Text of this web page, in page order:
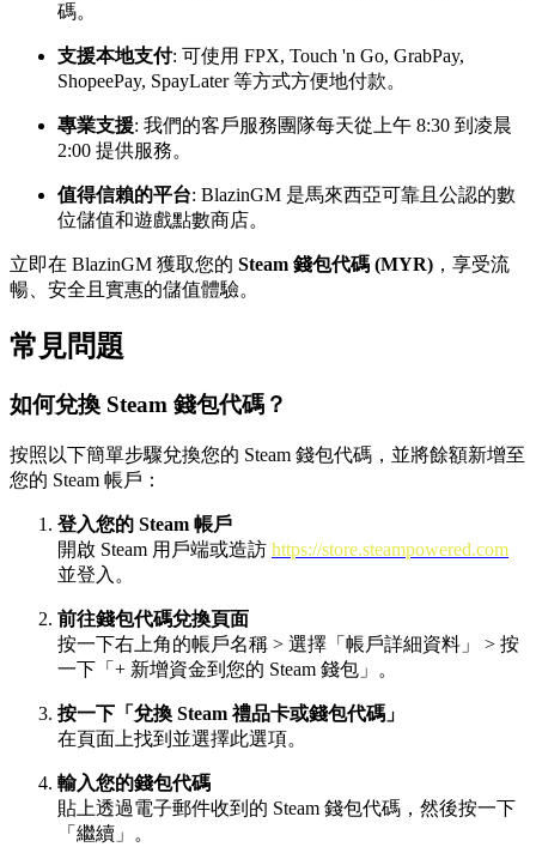
碼。
支援本地支付: 可使用 FPX, Touch 'n Go, GrabPay,
ShopeePay, SpayLater 等方式方便地付款。
專業支援: 我們的客戶服務團隊每天從上午 8:30 到凌晨
2:00 提供服務。
值得信賴的平台: BlazinGM 是馬來西亞可靠且公認的數
位儲值和遊戲點數商店。
立即在 BlazinGM 獲取您的 Steam 錢包代碼 (MYR) ，享受流
暢、安全且實惠的儲值體驗。
常見問題
如何兌換 Steam 錢包代碼？
按照以下簡單步驟兌換您的 Steam 錢包代碼，並將餘額新增至
您的 Steam 帳戶：
登入您的 Steam 帳戶
開啟 Steam 用戶端或造訪 https://store.steampowered.com
並登入。
前往錢包代碼兌換頁面
按一下右上角的帳戶名稱 > 選擇「帳戶詳細資料」 > 按
一下「+ 新增資金到您的 Steam 錢包」。
按一下「兌換 Steam 禮品卡或錢包代碼」
在頁面上找到並選擇此選項。
輸入您的錢包代碼
貼上透過電子郵件收到的 Steam 錢包代碼，然後按一下
「繼續」。